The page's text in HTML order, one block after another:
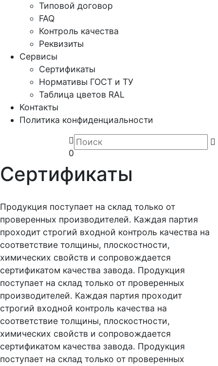
Типовой договор
FAQ
Контроль качества
Реквизиты
Сервисы
Сертификаты
Нормативы ГОСТ и ТУ
Таблица цветов RAL
Контакты
Политика конфиденциальности
0
Сертификаты
Продукция поступает на склад только от
проверенных производителей. Каждая партия
проходит строгий входной контроль качества на
соответствие толщины, плоскостности,
химических свойств и сопровождается
сертификатом качества завода. Продукция
поступает на склад только от проверенных
производителей. Каждая партия проходит
строгий входной контроль качества на
соответствие толщины, плоскостности,
химических свойств и сопровождается
сертификатом качества завода. Продукция
поступает на склад только от проверенных